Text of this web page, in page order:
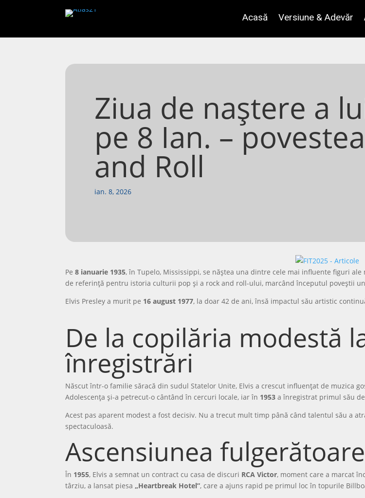
Acasă Versiune & Adevăr
Ziua de naștere a
pe 8 Ian. –
and Roll
ian. 8, 2026
Pe8 ianuarie 1935, în Tupelo, Mississippi, se năștea una dintre cele mai influente figuri
de referință pentru istoria culturii pop și a rock and roll-ului, marcând începutul poveștii
Elvis Presley a murit pe 16 august 1977, la doar 42 de ani, însă impactul său artistic
De la copilăria modestă
înregistrări
Născut într-o familie săracă din sudul Statelor Unite, Elvis a crescut influențat de muzica
Adolescența și-a petrecut-o cântând în cercuri locale, iar în 1953 a înregistrat primul său
Acest pas aparent modest a fost decisiv. Nu a trecut mult timp până când talentul său a
spectaculoasă.
Ascensiunea
În 1955, Elvis a semnat un contract cu casa de discuri RCA Victor, moment care a marcat
târziu, a lansat piesa„Heartbreak Hotel”, care a ajuns rapid pe primul loc în topurile